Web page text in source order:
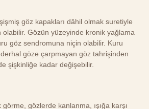
göz kapakları dâhil olmak suretiyle
olabilir. Gözün yüzeyinde kronik yağlama
göz sendromuna niçin olabilir. Kuru
göze çarpmayan göz tahrişinden
şişkinliğe kadar değişebilir.
görme, gözlerde kanlanma, ışığa karşı